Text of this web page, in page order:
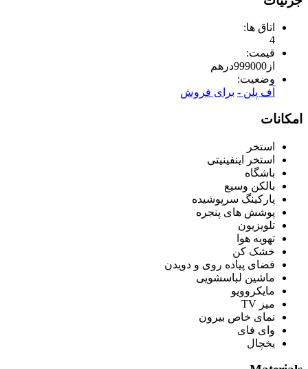
اتاق ها:
4
قیمت:
از 999000درهم
وضعیت:
آف پلن - برای فروش
امکانات
استخر
استخر اینفینیتی
باشگاه
بالکن وسیع
پارکینگ سرپوشیده
پوشش های پنجره
تلویزیون
تهویه هوا
خشک کن
فضای پیاده روی و دویدن
ماشین لباسشویی
مایکروویو
میز TV
نمای خاص بیرون
وای فای
یخچال